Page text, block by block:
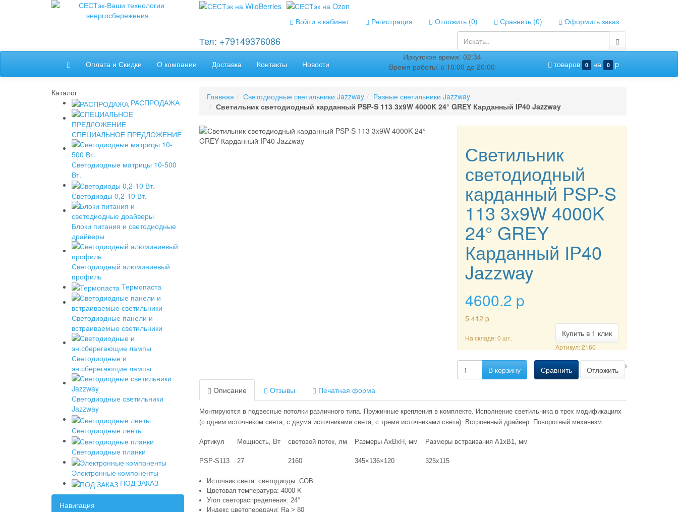
Войти в кабинет Регистрация Отложить (0) Сравнить (0) Оформить заказ
Тел: +79149376086
Оплата и Скидки О компании Доставка Контакты Новости товаров 0 на 0 p
Иркутское время: 02:34
Время работы: c 10:00 до 20:00
Каталог
РАСПРОДАЖА
СПЕЦИАЛЬНОЕ ПРЕДЛОЖЕНИЕ
Светодиодные матрицы 10-500
Вт.
Светодиоды 0,2-10 Вт.
Блоки питания и светодиодные
драйверы
Светодиодный алюминиевый
профиль
Термопаста
Светодиодные панели и
встраиваемые светильники
Светодиодные и
эн.сберегающие лампы
Светодиодные светильники
Jazzway
Светодиодные ленты
Светодиодные планки
Электронные компоненты
ПОД ЗАКАЗ
Навигация
Главная Светодиодные светильники Jazzway
Разные светильники Jazzway
Светильник светодиодный карданный PSP-S 113 3x9W 4000K 24° GREY Карданный IP40 Jazzway
Светильник
светодиодный
карданный PSP-S
113 3x9W 4000K
24° GREY
Карданный IP40
Jazzway
4600.2 p
5 412 p
Купить в 1 клик
Артикул: 2160
На складе: 0 шт.
В корзину -->
Сравнить
Отложить
Описание
Отзывы Печатная форма
Монтируются в подвесные потолки различного типа. Пружинные крепления в комплекте. Исполнение светильника в трех модификациях
(с одним источником света, с двумя источниками света, с тремя источниками света). Встроенный драйвер. Поворотный механизм.
Артикул Мощность, Вт световой поток, лм Размеры АхВхН, мм Размеры встраивания А1хВ1, мм
PSP-S113 27 2160 345×136×120 325х115
Источник света: светодиоды COB
Цветовая температура: 4000 K
Угол светораспределения: 24°
Индекс цветопередачи: Ra > 80